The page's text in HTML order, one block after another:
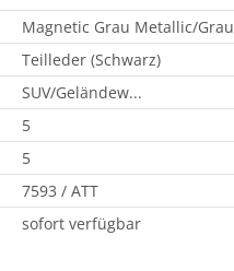
Magnetic Grau Metallic/Grau
Teilleder (Schwarz)
SUV/Geländew...
5
5
7593 / ATT
sofort verfügbar